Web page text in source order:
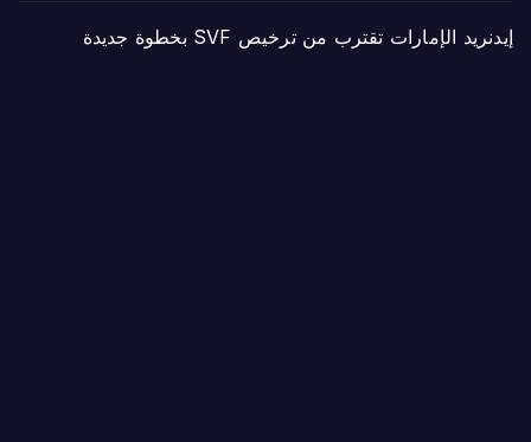
إيدنريد الإمارات تقترب من ترخيص SVF بخطوة جديدة